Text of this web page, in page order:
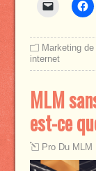
Marketing
internet
MLM
est-ce
Pro Du MLM